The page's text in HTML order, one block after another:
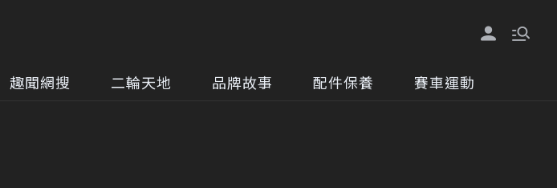
趣聞網搜 二輪天地 品牌故事 配件保養 賽車運動